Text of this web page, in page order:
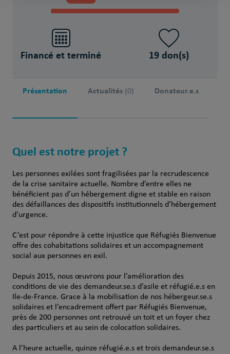
Financé et terminé 19 don(s)
Présentation Actualités (0) Donateur.e.s
Quel est notre projet ?
Les personnes exilées sont fragilisées par la recrudescence
de la crise sanitaire actuelle. Nombre d’entre elles ne
bénéficient pas d’un hébergement digne et stable en raison
des défaillances des dispositifs institutionnels d’hébergement
d’urgence.
C’est pour répondre à cette injustice que Réfugiés Bienvenue
offre des cohabitations solidaires et un accompagnement
social aux personnes en exil.
Depuis 2015, nous œuvrons pour l’amélioration des
conditions de vie des demandeur.se.s d’asile et réfugié.e.s en
Ile-de-France. Grace à la mobilisation de nos hébergeur.se.s
solidaires et l’encadrement offert par Réfugiés Bienvenue,
près de 200 personnes ont retrouvé un toit et un foyer chez
des particuliers et au sein de colocation solidaires.
A l’heure actuelle, quinze réfugié.e.s et trois demandeur.se.s